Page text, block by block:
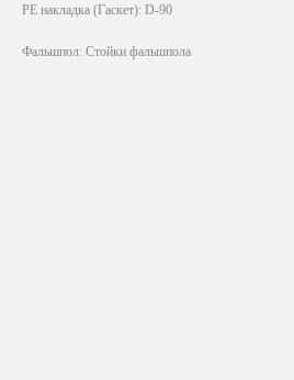
PE накладка (Гаскет): D-90
Фальшпол: Стойки фальшпола